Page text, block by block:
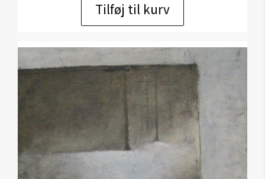
Tilføj til kurv